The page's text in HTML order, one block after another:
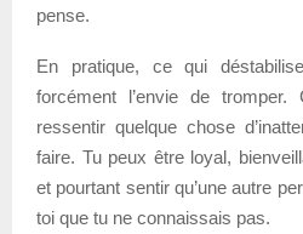
pense.
En pratique, ce qui
forcément l’envie de
ressentir quelque chose
faire. Tu peux être loyal,
et pourtant sentir qu’une autre
toi que tu ne connaissais pas.